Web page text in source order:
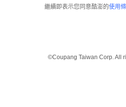
繼續即表示您同意酷澎的使用
©Coupang Taiwan Corp. All